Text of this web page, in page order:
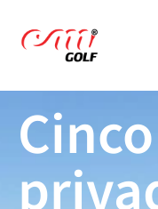
About us